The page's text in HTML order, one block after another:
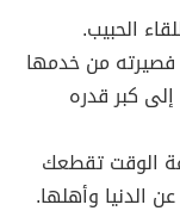
الحبيب.
من خدمها
كبر قدره
الوقت تقطعك
الدنيا وأهلها.